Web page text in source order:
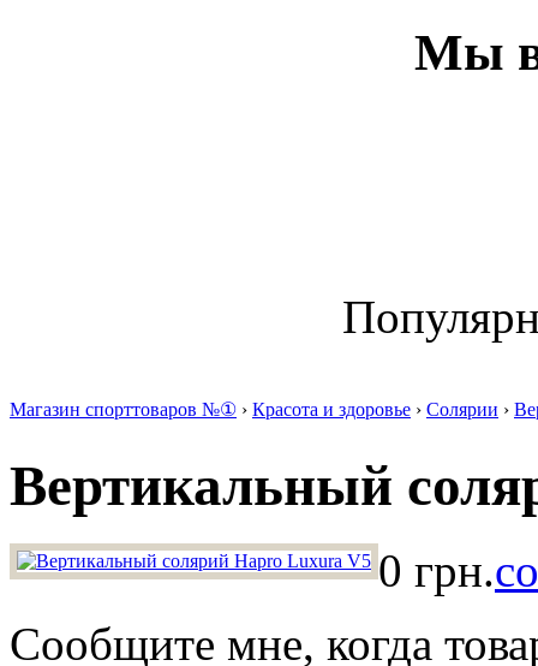
Мы в
Магазин спорттоваров №① › Красота и здоровье › Солярии ›
Вертикальный
0 грн.
Сообщите мне, когда